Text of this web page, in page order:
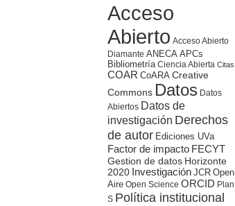
Acceso
Abierto Acceso Abierto
Diamante ANECA APCs
Bibliometría Ciencia Abierta Citas
COAR CoARA Creative
Commons Datos Datos
Abiertos Datos de
investigación Derechos
de autor Ediciones UVa
Factor de impacto FECYT
Gestion de datos Horizonte
2020 Investigación JCR Open
Aire Open Science ORCID Plan
S Política institucional